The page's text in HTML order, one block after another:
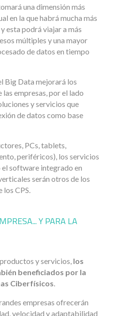
una dimensión más
en la que habrá mucha más
esta podrá viajar a más
múltiples y una mayor
de datos en tiempo
Big Data mejorará los
empresas, por el lado
y servicios que
de datos como base
PCs, tablets,
periféricos), los servicios
software integrado en
serán otros de los
los CPS.
Y PARA LA
y servicios, los
beneficiados por la
Ciberfísicos.
empresas ofrecerán
velocidad y adaptabilidad